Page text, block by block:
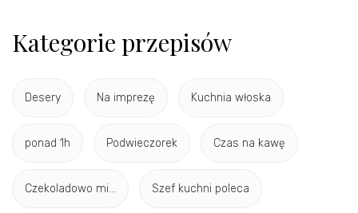
Kategorie przepisów
Desery Na imprezę Kuchnia włoska
ponad 1h Podwieczorek Czas na kawę
Czekoladowo mi... Szef kuchni poleca